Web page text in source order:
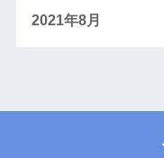
2021年8月